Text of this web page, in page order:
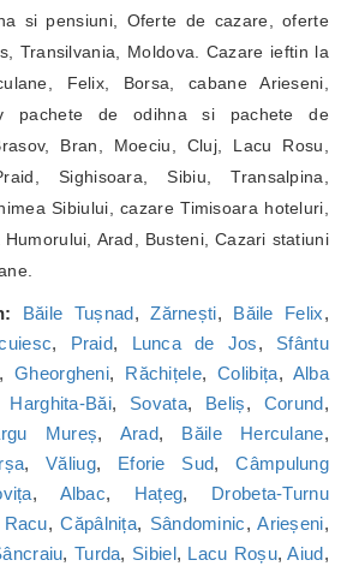
si pensiuni, Oferte de cazare, oferte
Transilvania, Moldova. Cazare ieftin la
Felix, Borsa, cabane Arieseni,
pachete de odihna si pachete de
Bran, Moeciu, Cluj, Lacu Rosu,
Sighisoara, Sibiu, Transalpina,
Sibiului, cazare Timisoara hoteluri,
Arad, Busteni, Cazari statiuni
Băile Tușnad,Zărnești, Băile Felix,
, Praid, Lunca de Jos, Sfântu
,Gheorgheni, Răchițele,Colibița, Alba
Harghita-Băi, Sovata, Beliș, Corund,
Mureș, Arad, Băile Herculane,
,Văliug, Eforie Sud,Câmpulung
, Albac, Hațeg, Drobeta-Turnu
Racu,Căpâlnița, Sândominic,Arieșeni,
, Turda, Sibiel, Lacu Roșu,Aiud,